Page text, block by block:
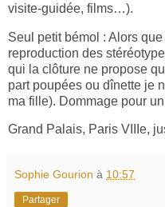
visite-guidée, films…).
Seul petit bémol : Alors
reproduction des
qui la clôture ne propose
part poupées ou dînette je
ma fille). Dommage pour
Grand Palais, Paris VIIIe,
Sophie Gourion à 10:57
Partager